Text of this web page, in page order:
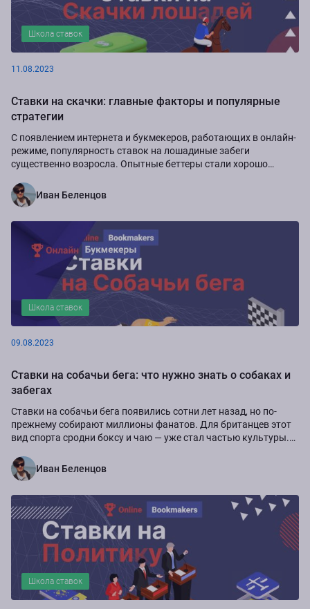
Школа ставок
11.08.2023
Ставки на скачки: главные факторы и популярные
стратегии
С появлением интернета и букмекеров, работающих в онлайн-
режиме, популярность ставок на лошадиные забеги
существенно возросла. Опытные беттеры стали хорошо
Иван Беленцов
Школа ставок
09.08.2023
Ставки на собачьи бега: что нужно знать о собаках и
забегах
Ставки на собачьи бега появились сотни лет назад, но по-
прежнему собирают миллионы фанатов. Для британцев этот
вид спорта сродни боксу и чаю ― уже стал частью культуры.
Иван Беленцов
Школа ставок